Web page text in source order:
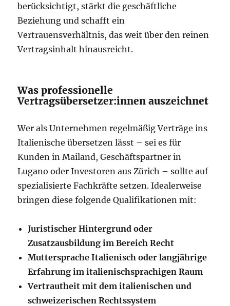
berücksichtigt, stärkt die geschäftliche
Beziehung und schafft ein
Vertrauensverhältnis, das weit über den reinen
Vertragsinhalt hinausreicht.
Was professionelle
Vertragsübersetzer:innen auszeichnet
Wer als Unternehmen regelmäßig Verträge ins
Italienische übersetzen lässt – sei es für
Kunden in Mailand, Geschäftspartner in
Lugano oder Investoren aus Zürich – sollte auf
spezialisierte Fachkräfte setzen. Idealerweise
bringen diese folgende Qualifikationen mit:
Juristischer Hintergrund oder
Zusatzausbildung im Bereich Recht
Muttersprache Italienisch oder langjährige
Erfahrung im italienischsprachigen Raum
Vertrautheit mit dem italienischen und
schweizerischen Rechtssystem